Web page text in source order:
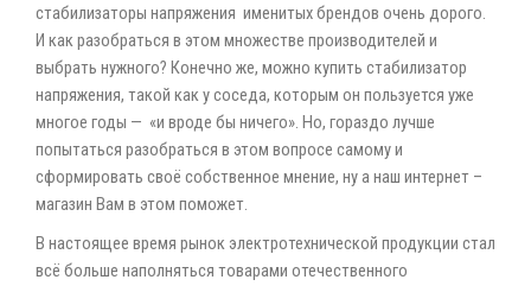
стабилизаторы напряжения именитых брендов очень дорого.
И как разобраться в этом множестве производителей и
выбрать нужного? Конечно же, можно купить стабилизатор
напряжения, такой как у соседа, которым он пользуется уже
многое годы — «и вроде бы ничего». Но, гораздо лучше
попытаться разобраться в этом вопросе самому и
сформировать своё собственное мнение, ну а наш интернет –
магазин Вам в этом поможет.
В настоящее время рынок электротехнической продукции стал
всё больше наполняться товарами отечественного